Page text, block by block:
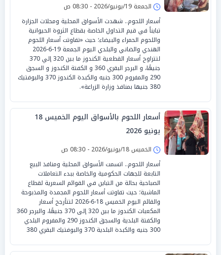
الجمعة 19/يونيو/2026 - 08:30 ص
أسعار اللحوم.. شهدت الأسواق المحلية ومحلات الجزارة
تبايناً في قيم التداول الخاصة بقطاع الثروة الحيوانية
واللحوم الحمراء والبيضاء؛ حيث «تفاوتت أسعار اللحوم
الهندي والضاني والبلدي اليوم الجمعة 19-6-2026
لتتراوح أسعار القطعية الكندوز ما بين 320 إلي 370
جنيهًا، و البرجر البقري 360 و الكفتة الكندوز و السجق
290 والمفروم 300 جنيه والكبدة الكندوز 370 والبوفتيك
380 جنيها بمنافذ وزارة الزراعة».
أسعار اللحوم بالأسواق اليوم الخميس 18
يونيو 2026
الخميس 18/يونيو/2026 - 08:30 ص
أسعار اللحوم.. اتسمت الأسواق المحلية ومنافذ البيع
التابعة للجهات الحكومية والخاصة ببدء التعاملات
الصباحية بحالة من التباين في القوائم السعرية لقطاع
الماشية؛ حيث تفاوتت أسعار اللحوم المجمدة والمذبوحة
والقائم اليوم الخميس 18-6-2026 لتتأرجح أسعار
المكعبات الكندوز ما بين 320 إلى 370 جنيهًا، والبرجر 360
والكفتة البلدية والسجق الكندوز 290 والمفروم البلدي
300 جنيه والكبدة البلدية 370 والبوفتيك البقري 380